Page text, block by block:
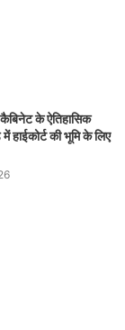
के ऐतिहासिक
हाईकोर्ट की भूमि के लिए